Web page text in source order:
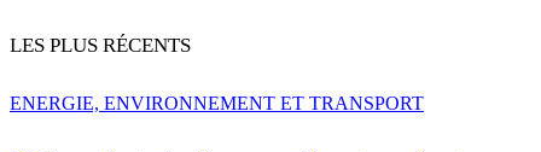
LES PLUS RÉCENTS
ENERGIE, ENVIRONNEMENT ET TRANSPORT